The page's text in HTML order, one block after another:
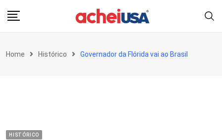
Home Histórico Governador da Flórida vai ao Brasil
HISTÓRICO